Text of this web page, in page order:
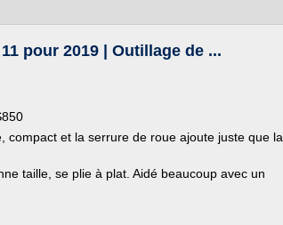
pour 2019 | Outillage de ...
compact et la serrure de roue ajoute juste que la
taille, se plie à plat. Aidé beaucoup avec un